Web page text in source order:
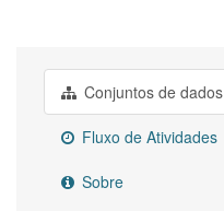
Conjuntos de dados
Fluxo de Atividades
Sobre